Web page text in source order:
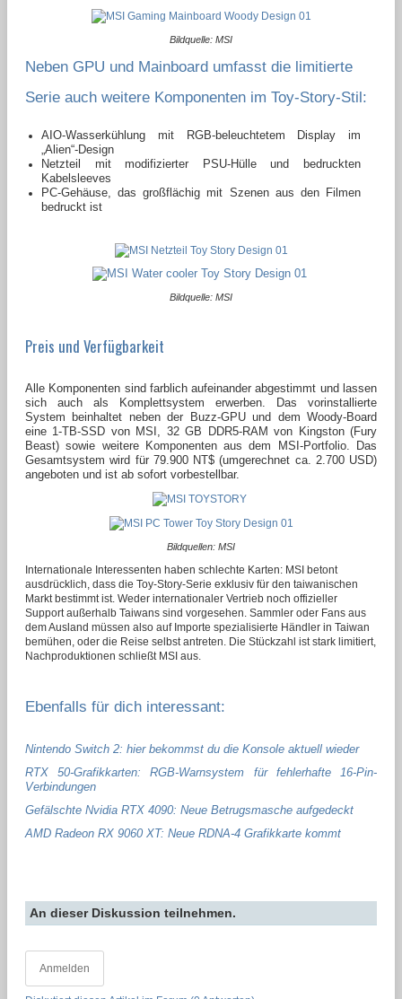
Bildquelle: MSI
Neben GPU und Mainboard umfasst die limitierte
Serie auch weitere Komponenten im Toy-Story-Stil:
AIO-Wasserkühlung mit RGB-beleuchtetem Display im
„Alien“-Design
Netzteil mit modifizierter PSU-Hülle und bedruckten
Kabelsleeves
PC-Gehäuse, das großflächig mit Szenen aus den Filmen
bedruckt ist
Bildquelle: MSI
Preis und Verfügbarkeit
Alle Komponenten sind farblich aufeinander abgestimmt und lassen
sich auch als Komplettsystem erwerben. Das vorinstallierte
System beinhaltet neben der Buzz-GPU und dem Woody-Board
eine 1-TB-SSD von MSI, 32 GB DDR5-RAM von Kingston (Fury
Beast) sowie weitere Komponenten aus dem MSI-Portfolio. Das
Gesamtsystem wird für 79.900 NT$ (umgerechnet ca. 2.700 USD)
angeboten und ist ab sofort vorbestellbar.
Bildquellen: MSI
Internationale Interessenten haben schlechte Karten: MSI betont
ausdrücklich, dass die Toy-Story-Serie exklusiv für den taiwanischen
Markt bestimmt ist. Weder internationaler Vertrieb noch offizieller
Support außerhalb Taiwans sind vorgesehen. Sammler oder Fans aus
dem Ausland müssen also auf Importe spezialisierte Händler in Taiwan
bemühen, oder die Reise selbst antreten. Die Stückzahl ist stark limitiert,
Nachproduktionen schließt MSI aus.
Ebenfalls für dich interessant:
Nintendo Switch 2: hier bekommst du die Konsole aktuell wieder
RTX 50-Grafikkarten: RGB-Warnsystem für fehlerhafte 16-Pin-
Verbindungen
Gefälschte Nvidia RTX 4090: Neue Betrugsmasche aufgedeckt
AMD Radeon RX 9060 XT: Neue RDNA-4 Grafikkarte kommt
An dieser Diskussion teilnehmen.
Anmelden